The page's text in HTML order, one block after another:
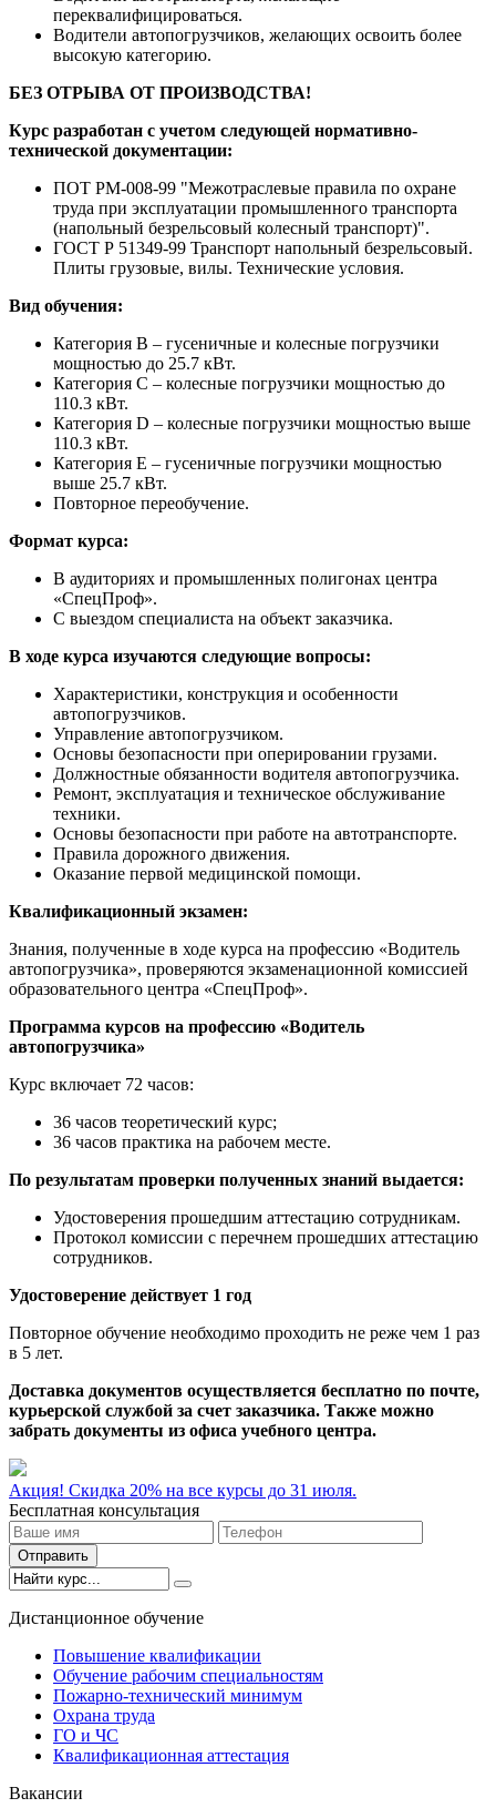
переквалифицироваться.
Водители автопогрузчиков, желающих освоить более
высокую категорию.
БЕЗ ОТРЫВА ОТ ПРОИЗВОДСТВА!
Курс разработан с учетом следующей нормативно-
технической документации:
ПОТ РМ-008-99 "Межотраслевые правила по охране
труда при эксплуатации промышленного транспорта
(напольный безрельсовый колесный транспорт)".
ГОСТ Р 51349-99 Транспорт напольный безрельсовый.
Плиты грузовые, вилы. Технические условия.
Вид обучения:
Категория B – гусеничные и колесные погрузчики
мощностью до 25.7 кВт.
Категория C – колесные погрузчики мощностью до
110.3 кВт.
Категория D – колесные погрузчики мощностью выше
110.3 кВт.
Категория E – гусеничные погрузчики мощностью
выше 25.7 кВт.
Повторное переобучение.
Формат курса:
В аудиториях и промышленных полигонах центра
«СпецПроф».
С выездом специалиста на объект заказчика.
В ходе курса изучаются следующие вопросы:
Характеристики, конструкция и особенности
автопогрузчиков.
Управление автопогрузчиком.
Основы безопасности при оперировании грузами.
Должностные обязанности водителя автопогрузчика.
Ремонт, эксплуатация и техническое обслуживание
техники.
Основы безопасности при работе на автотранспорте.
Правила дорожного движения.
Оказание первой медицинской помощи.
Квалификационный экзамен:
Знания, полученные в ходе курса на профессию «Водитель
автопогрузчика», проверяются экзаменационной комиссией
образовательного центра «СпецПроф».
Программа курсов на профессию «Водитель
автопогрузчика»
Курс включает 72 часов:
36 часов теоретический курс;
36 часов практика на рабочем месте.
По результатам проверки полученных знаний выдается:
Удостоверения прошедшим аттестацию сотрудникам.
Протокол комиссии с перечнем прошедших аттестацию
сотрудников.
Удостоверение действует 1 год
Повторное обучение необходимо проходить не реже чем 1 раз
в 5 лет.
Доставка документов осуществляется бесплатно по почте,
курьерской службой за счет заказчика. Также можно
забрать документы из офиса учебного центра.
Акция! Скидка 20% на все курсы до 31 июля.
Бесплатная консультация
Отправить
Дистанционное обучение
Повышение квалификации
Обучение рабочим специальностям
Пожарно-технический минимум
Охрана труда
ГO и ЧС
Квалификационная аттестация
Вакансии